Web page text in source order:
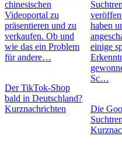
chinesischen
Videoportal zu
präsentieren und zu
verkaufen. Ob und
wie das ein Problem
für andere…
Der TikTok-Shop
bald in Deutschland?
Kurznachrichten
haben
einige
Sc…
Die